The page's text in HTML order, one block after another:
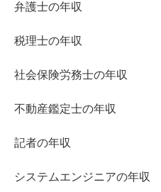
弁護士の年収
税理士の年収
社会保険労務士の年収
不動産鑑定士の年収
記者の年収
システムエンジニアの年収